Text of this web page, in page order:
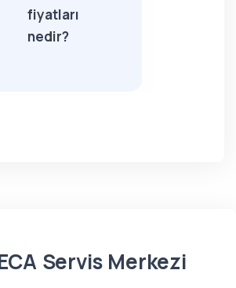
fiyatları
nedir?
Servis Merkezi